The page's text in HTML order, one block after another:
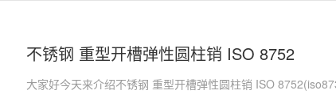
不锈钢 重型开槽弹性圆柱销 ISO 8752
大家好今天来介绍不锈钢 重型开槽弹性圆柱销 ISO